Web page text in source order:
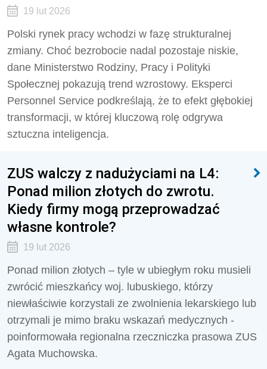
19 lut 2026
Polski rynek pracy wchodzi w fazę strukturalnej
zmiany. Choć bezrobocie nadal pozostaje niskie,
dane Ministerstwo Rodziny, Pracy i Polityki
Społecznej pokazują trend wzrostowy. Eksperci
Personnel Service podkreślają, że to efekt głębokiej
transformacji, w której kluczową rolę odgrywa
sztuczna inteligencja.
ZUS walczy z nadużyciami na L4:
Ponad milion złotych do zwrotu.
Kiedy firmy mogą przeprowadzać
własne kontrole?
19 lut 2026
Ponad milion złotych – tyle w ubiegłym roku musieli
zwrócić mieszkańcy woj. lubuskiego, którzy
niewłaściwie korzystali ze zwolnienia lekarskiego lub
otrzymali je mimo braku wskazań medycznych -
poinformowała regionalna rzeczniczka prasowa ZUS
Agata Muchowska.